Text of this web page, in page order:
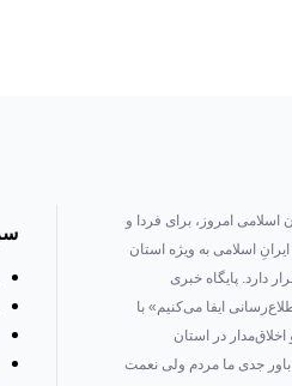
اسلامی امروز، برای فردا و
اسلامی به ویژه استان
دارد. پایگاه خبری
ایفا می‌کنیم» با
در استان
جدی ما مردم ولی نعمت